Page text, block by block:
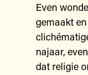
Even
gemaakt
najaar,
dat religie